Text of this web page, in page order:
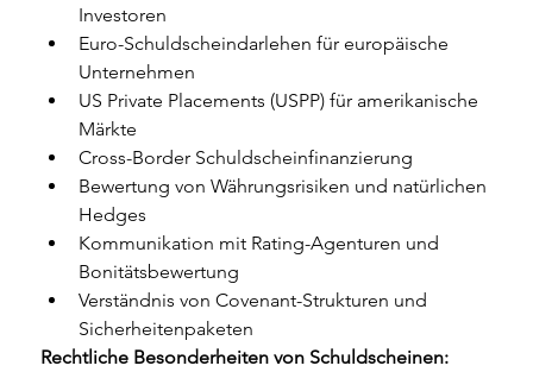
Investoren
Euro-Schuldscheindarlehen für europäische
Unternehmen
US Private Placements (USPP) für amerikanische
Märkte
Cross-Border Schuldscheinfinanzierung
Bewertung von Währungsrisiken und natürlichen
Hedges
Kommunikation mit Rating-Agenturen und
Bonitätsbewertung
Verständnis von Covenant-Strukturen und
Sicherheitenpaketen
Rechtliche Besonderheiten von Schuldscheinen: